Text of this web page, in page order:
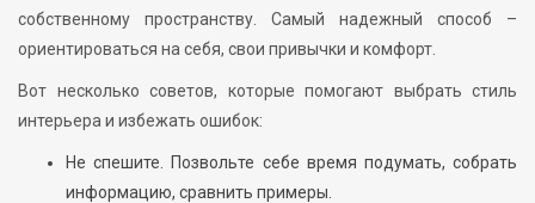
собственному пространству. Самый надежный способ –
ориентироваться на себя, свои привычки и комфорт.
Вот несколько советов, которые помогают выбрать стиль
интерьера и избежать ошибок:
Не спешите. Позвольте себе время подумать, собрать
информацию, сравнить примеры.